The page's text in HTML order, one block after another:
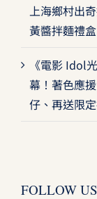
上海鄉村出
黃醬拌麵禮盒
《電影 Idol
幕！著色應
仔、再送限
FOLLOW US